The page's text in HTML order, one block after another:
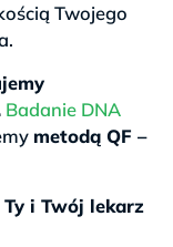
Twojego
Badanie DNA
metodą QF –
i Twój lekarz